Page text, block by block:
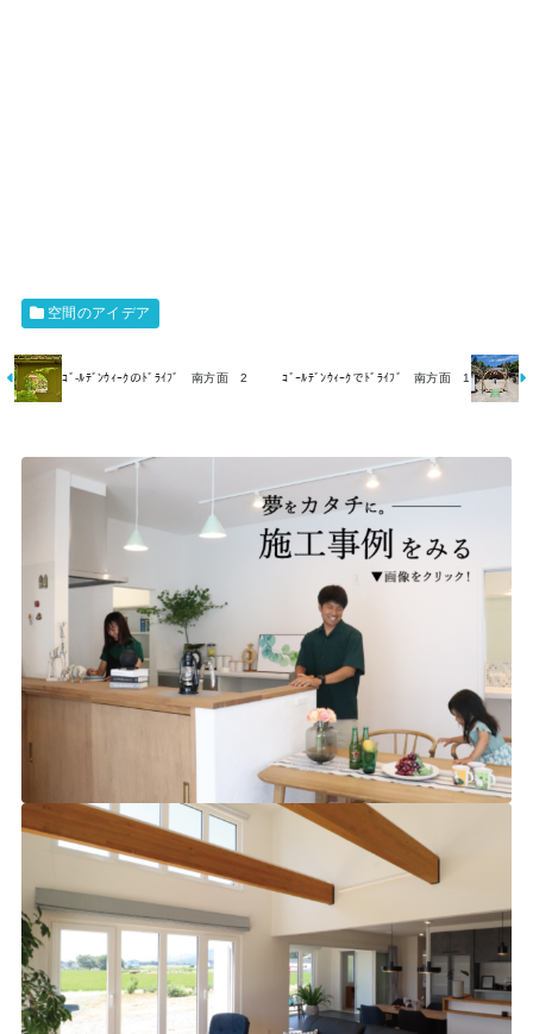
空間のアイデア
ｺﾞ-ﾙﾃﾞﾝｳｨｰｸのﾄﾞﾗｲﾌﾞ 南方面 2 ｺﾞｰﾙﾃﾞﾝｳｨｰｸでﾄﾞﾗｲﾌﾞ 南方面 1